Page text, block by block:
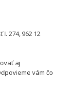
I. 274, 962 12
aj
vám čo